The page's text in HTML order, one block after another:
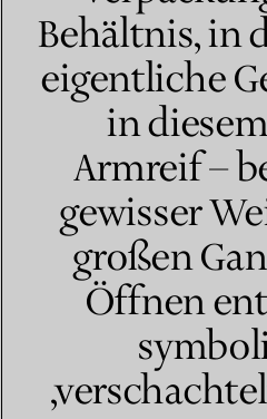
Behältnis, in
eigentliche
in
Armreif –
gewisser
großen
Öffnen